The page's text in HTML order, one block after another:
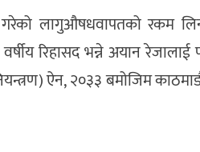
गरेको लागुऔषधवापतको रकम
रिहासद भन्ने अयान रेजालाई
ऐन, २०३३ बमोजिम